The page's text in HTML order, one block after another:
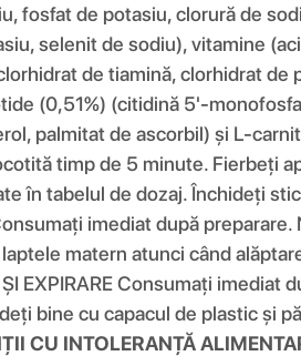
fosfat de potasiu, clorură de
selenit de sodiu), vitamine
de tiamină, clorhidrat de
(0,51%) (citidină 5'-
palmitat de ascorbil) și L-
timp de 5 minute. Fierbeți
în tabelul de dozaj. Închideți
imediat după
matern atunci când
ȘI EXPIRARE Consumați
bine cu capacul de plastic și
CU INTOLERANȚĂ